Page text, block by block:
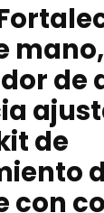
mano,
de
de
con